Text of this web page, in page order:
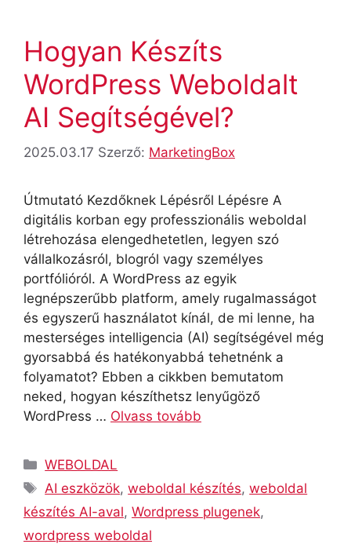
Hogyan Készíts
WordPress Weboldalt
AI Segítségével?
2025.03.17 Szerző: MarketingBox
Útmutató Kezdőknek Lépésről Lépésre A
digitális korban egy professzionális weboldal
létrehozása elengedhetetlen, legyen szó
vállalkozásról, blogról vagy személyes
portfólióról. A WordPress az egyik
legnépszerűbb platform, amely rugalmasságot
és egyszerű használatot kínál, de mi lenne, ha
mesterséges intelligencia (AI) segítségével még
gyorsabbá és hatékonyabbá tehetnénk a
folyamatot? Ebben a cikkben bemutatom
neked, hogyan készíthetsz lenyűgöző
WordPress … Olvass tovább
Kategória
WEBOLDAL
Címkék
AI eszközök,weboldal készítés,weboldal
készítés AI-aval, Wordpress plugenek,
wordpress weboldal